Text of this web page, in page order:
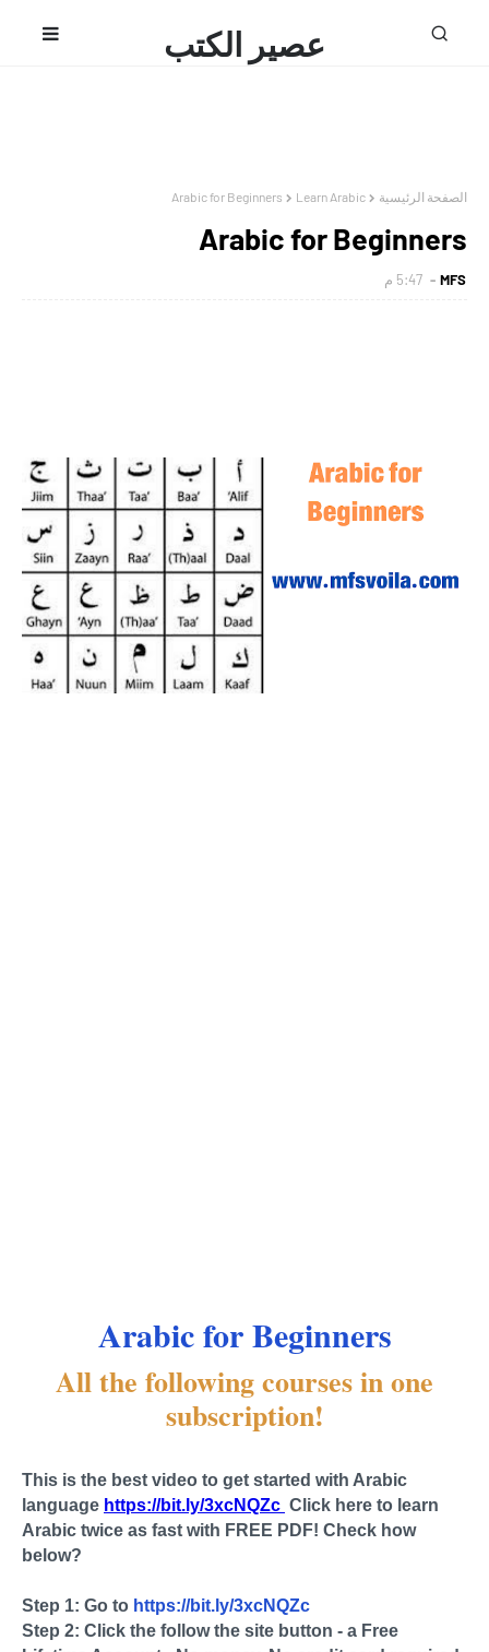
عصير الكتب
الصفحة الرئيسية Learn Arabic
Arabic for Beginners
Arabic for Beginners
MFS 5:47 م
Arabic for Beginners
All the following courses in one
subscription!
This is the best video to get started with Arabic
language https://bit.ly/3xcNQZc Click here to learn
Arabic twice as fast with FREE PDF! Check how
below?
Step 1: Go to https://bit.ly/3xcNQZc
Step 2: Click the follow the site button - a Free